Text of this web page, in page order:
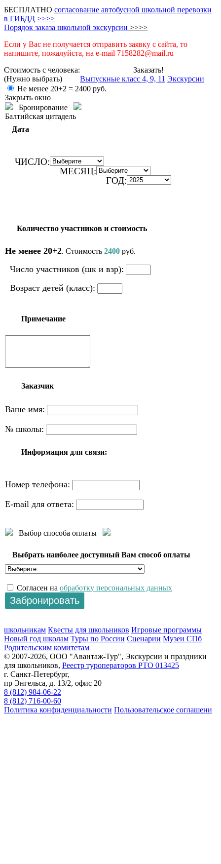
БЕСПЛАТНО согласование автобусной школьной перевозки
в ГИБДД >>>>
Порядок заказа школьной экскурсии >>>>
Если у Вас не получается отправить заявку с сайта, то
напишите, пожалуйста, на e-mail 7158282@mail.ru
Стоимость с человека:
(Нужно выбрать)
Не менее 20+2 = 2400 руб.
Закрыть окно
Бронирование
Балтийская цитадель
Дата
ЧИСЛО:
МЕСЯЦ:
ГОД:
Количество участников и стоимость
Не менее 20+2. Стоимость 2400 руб.
Число участников (шк и взр):
Возраст детей (класс):
Примечание
Заказчик
Ваше имя:
№ школы:
Информация для связи:
Номер телефона:
E-mail для ответа:
Выбор способа оплаты
Выбрать наиболее доступный Вам способ оплаты
Согласен на обработку персональных данных
Заказать!
Выпускные класс 4, 9, 11 Экскурсии
школьникам Квесты для школьников Игровые программы
Новый год школам Туры по России Сценарии Музеи СПб
Родительским комитетам
© 2007-2026, ООО "Авантаж-Тур", Экскурсии и праздники
для школьников, Реестр туроператоров РТО 013425
г. Санкт-Петербург,
пр Энгельса, д. 13/2, офис 20
8 (812) 984-06-22
8 (812) 716-00-60
Политика конфиденциальности Пользовательское соглашени